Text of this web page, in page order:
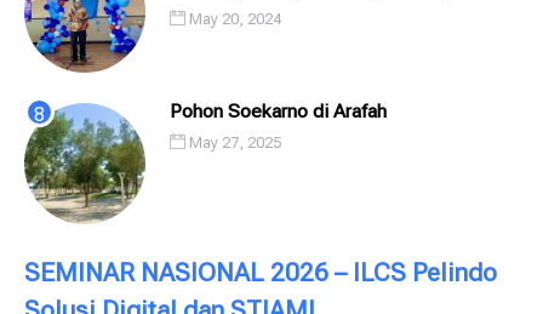
Cipta Solusi (ILCS) / Pelindo Solusi
May 20, 2024
Pohon Soekarno di Arafah
May 27, 2025
SEMINAR NASIONAL 2026 – ILCS Pelindo